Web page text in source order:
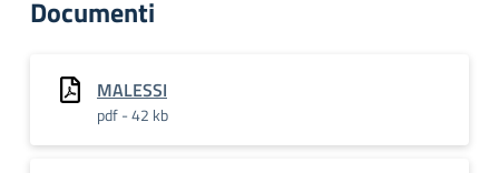
Documenti
MALESSI
pdf - 42 kb